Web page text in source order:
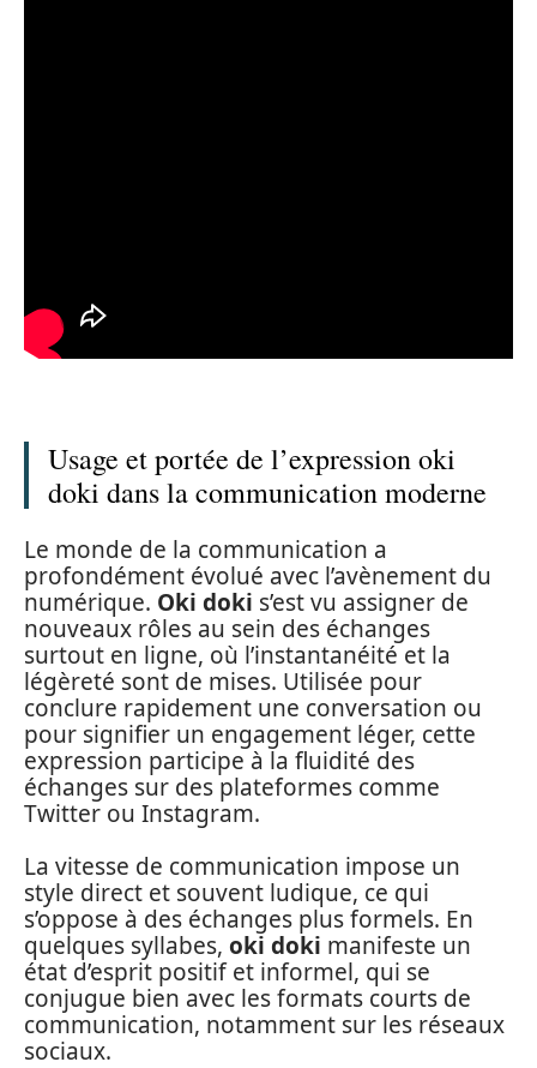
Usage et portée de l’expression oki
doki dans la communication moderne
Le monde de la communication a
profondément évolué avec l’avènement du
numérique. Oki doki s’est vu assigner de
nouveaux rôles au sein des échanges
surtout en ligne, où l’instantanéité et la
légèreté sont de mises. Utilisée pour
conclure rapidement une conversation ou
pour signifier un engagement léger, cette
expression participe à la fluidité des
échanges sur des plateformes comme
Twitter ou Instagram.
La vitesse de communication impose un
style direct et souvent ludique, ce qui
s’oppose à des échanges plus formels. En
quelques syllabes, oki doki manifeste un
état d’esprit positif et informel, qui se
conjugue bien avec les formats courts de
communication, notamment sur les réseaux
sociaux.